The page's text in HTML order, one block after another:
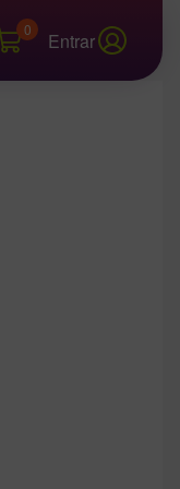
0 Entrar